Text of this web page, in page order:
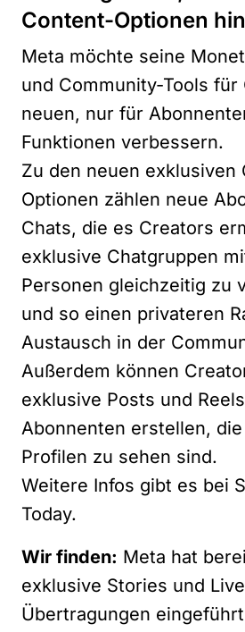
Content-Optionen
Meta möchte seine
und Community-Tools für
neuen, nur für
Funktionen verbessern.
Zu den neuen exklusiven
Optionen zählen neue
Chats, die es Creators
exklusive Chatgruppen
Personen gleichzeitig zu
und so einen privateren
Austausch in der
Außerdem können
exklusive Posts und
Abonnenten erstellen,
Profilen zu sehen sind.
Weitere Infos gibt es bei
Today.
Wir finden: Meta hat
exklusive Stories und
Übertragungen